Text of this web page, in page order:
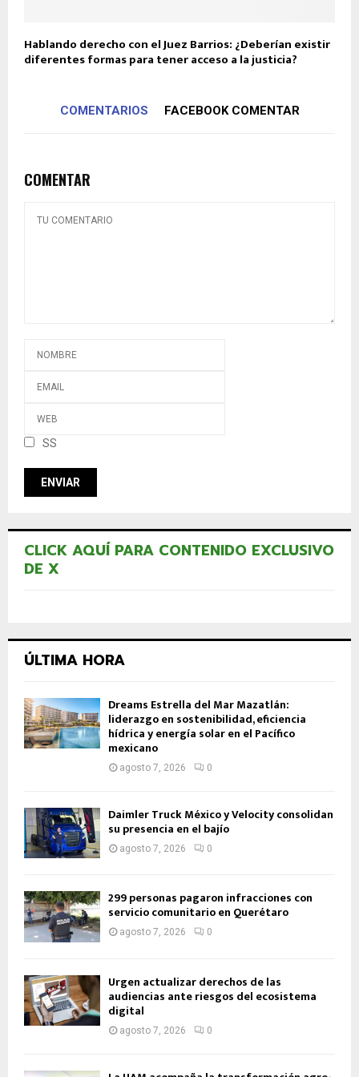
Hablando derecho con el Juez Barrios: ¿Deberían existir
diferentes formas para tener acceso a la justicia?
COMENTARIOS FACEBOOK COMENTAR
COMENTAR
SS
CLICK AQUÍ PARA CONTENIDO EXCLUSIVO
DE X
ÚLTIMA HORA
Dreams Estrella del Mar Mazatlán:
liderazgo en sostenibilidad, eficiencia
hídrica y energía solar en el Pacífico
mexicano
agosto 7, 2026 0
Daimler Truck México y Velocity consolidan
su presencia en el bajío
agosto 7, 2026 0
299 personas pagaron infracciones con
servicio comunitario en Querétaro
agosto 7, 2026 0
Urgen actualizar derechos de las
audiencias ante riesgos del ecosistema
digital
agosto 7, 2026 0